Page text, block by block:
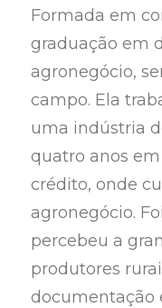
Formada em
graduação em
agronegócio,
campo. Ela
uma indústria
quatro anos
crédito, onde
agronegócio.
percebeu a
produtores
documentação